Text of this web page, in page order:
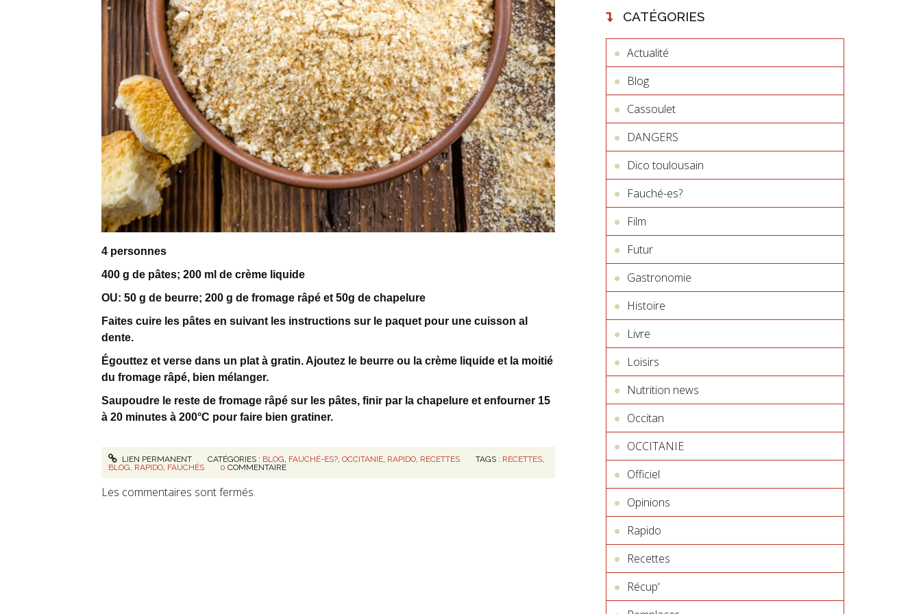
4 personnes
400 g de pâtes; 200 ml de crème liquide
OU: 50 g de beurre; 200 g de fromage râpé et 50g de chapelure
Faites cuire les pâtes en suivant les instructions sur le paquet pour une cuisson al
dente.
Égouttez et verse dans un plat à gratin. Ajoutez le beurre ou la crème liquide et la moitié
du fromage râpé, bien mélanger.
Saupoudre le reste de fromage râpé sur les pâtes, finir par la chapelure et enfourner 15
à 20 minutes à 200°C pour faire bien gratiner.
LIEN PERMANENT CATÉGORIES : BLOG, FAUCHÉ-ES?,OCCITANIE, RAPIDO, RECETTES TAGS : RECETTES,
BLOG, RAPIDO, FAUCHÉS 0 COMMENTAIRE
Les commentaires sont fermés.
CATÉGORIES
Actualité
Blog
Cassoulet
DANGERS
Dico toulousain
Fauché-es?
Film
Futur
Gastronomie
Histoire
Livre
Loisirs
Nutrition news
Occitan
OCCITANIE
Officiel
Opinions
Rapido
Recettes
Récup'